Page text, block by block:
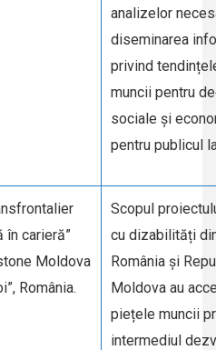
analizelor
diseminarea
privind
muncii pentru
sociale și
pentru publicul
în carieră”
Moldova
România.
Scopul
cu dizabilități
România și
Moldova au
piețele muncii
intermediul